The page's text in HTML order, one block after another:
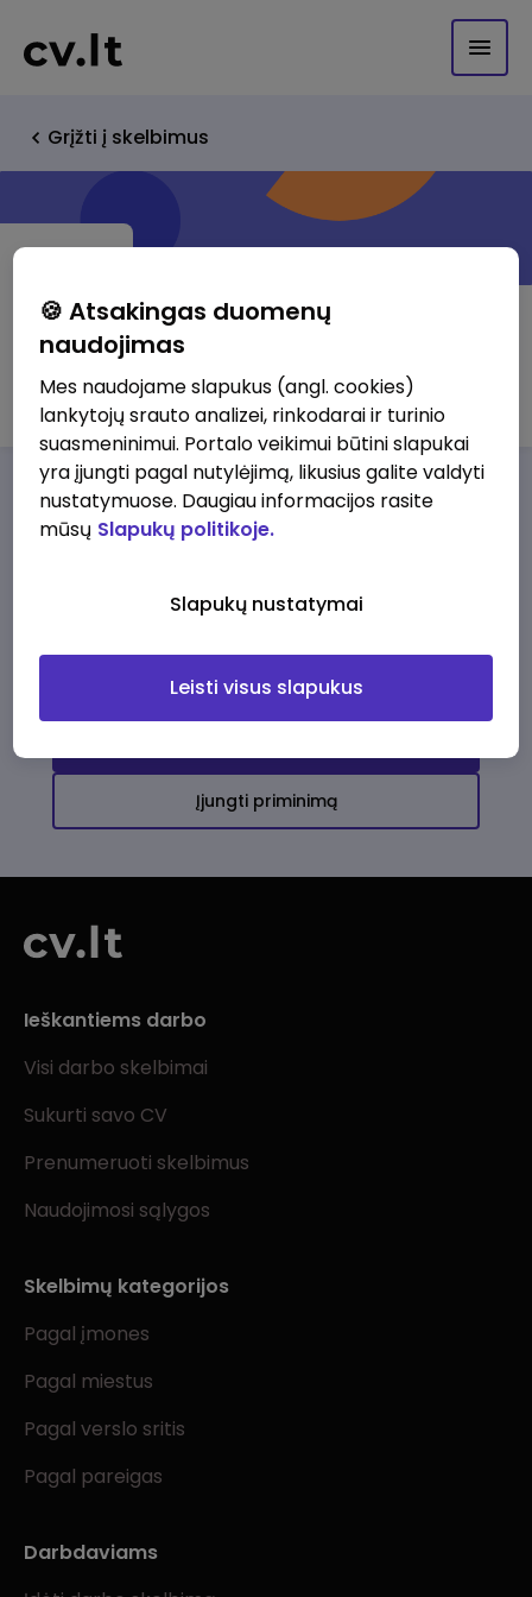
Grįžti į skelbimus
UAB Ink idea
Darbo pasiūlymaiApie musPrivalumai
darbo pasiūlymų
Įjungti priminimą
Ieškantiems darbo
Visi darbo skelbimai
Sukurti savo CV
Prenumeruoti skelbimus
Naudojimosi sąlygos
Skelbimų kategorijos
Pagal įmones
Pagal miestus
Pagal verslo sritis
Pagal pareigas
Darbdaviams
🍪 Atsakingas duomenų
naudojimas
Mes naudojame slapukus (angl. cookies)
lankytojų srauto analizei, rinkodarai ir turinio
suasmeninimui. Portalo veikimui būtini slapukai
yra įjungti pagal nutylėjimą, likusius galite valdyti
nustatymuose. Daugiau informacijos rasite
mūsų Slapukų politikoje.
Slapukų nustatymai
Leisti visus slapukus